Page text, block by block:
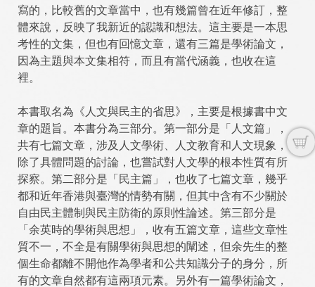
寫的，比較舊的文章當中，也有幾篇曾在近年修訂，整
體來說，反映了我新近的認識和想法。這主要是一本思
考性的文集，但也有回憶文章，還有三篇是學術論文，
因為主題與本文集相符，而且有當代涵義，也收在這
裡。
本書取名為《人文與民主的省思》，主要是根據書中文
章的題旨。本書分為三部分。第一部分是「人文篇」，
共有七篇文章，涉及人文學術、人文教育和人文現象，
除了具體問題的討論，也嘗試對人文學的根本性質有所
探察。第二部分是「民主篇」，也收了七篇文章，幾乎
都和近年香港與臺灣的情勢有關，但其中含有不少關於
自由民主體制與民主防衛的原則性論述。第三部分是
「余英時的學術與思想」，收有五篇文章，這些文章性
質不一，不全是有關學術與思想的闡述，但余先生的整
個生命都離不開他作為學者和公共知識分子的身分，所
有的文章自然都有這兩項元素。另外有一篇學術論文，